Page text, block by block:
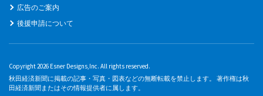
広告のご案内
後援申請について
Copyright 2026 Esner Designs,Inc. All rights reserved.
秋田経済新聞に掲載の記事・写真・図表などの無断転載を禁止します。 著作権は秋
田経済新聞またはその情報提供者に属します。